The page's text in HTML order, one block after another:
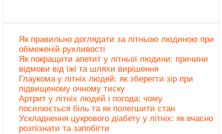
Як правильно доглядати за літньою людиною при
обмеженій рухливості
Як покращити апетит у літньої людини: причини
відмови від їжі та шляхи вирішення
Глаукома у літніх людей: як зберегти зір при
підвищеному очному тиску
Артрит у літніх людей і погода: чому
посилюється біль та як полегшити стан
Ускладнення цукрового діабету у літніх: як вчасно
розпізнати та запобігти